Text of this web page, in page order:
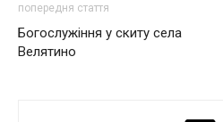
попередня стаття
Богослужіння у скиту села
Велятино